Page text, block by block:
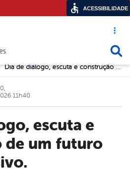
Acesso
> Dia de diálogo, escuta e construção de um futuro mais inclusivo.
de um futuro
11h40
ACESSIBILIDADE